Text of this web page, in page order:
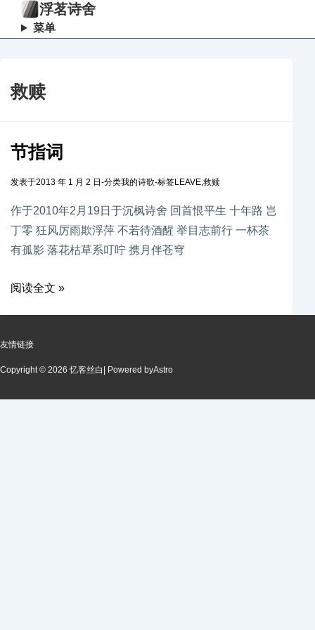
浮茗诗舍
菜单
救赎
节指词
发表于2013 年 1 月 2 日 -分类我的诗歌-标签LEAVE,救赎
作于2010年2月19日于沉枫诗舍 回首恨平生 十年路 岂
丁零 狂风厉雨欺浮萍 不若待酒醒 举目志前行 一杯茶
有孤影 落花枯草系叮咛 携月伴苍穹
阅读全文 »
友情链接
Copyright © 2026 忆客丝白 | Powered byAstro